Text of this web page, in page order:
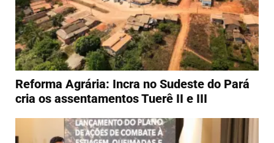
Reforma Agrária: Incra no Sudeste do Pará
cria os assentamentos Tuerê II e III